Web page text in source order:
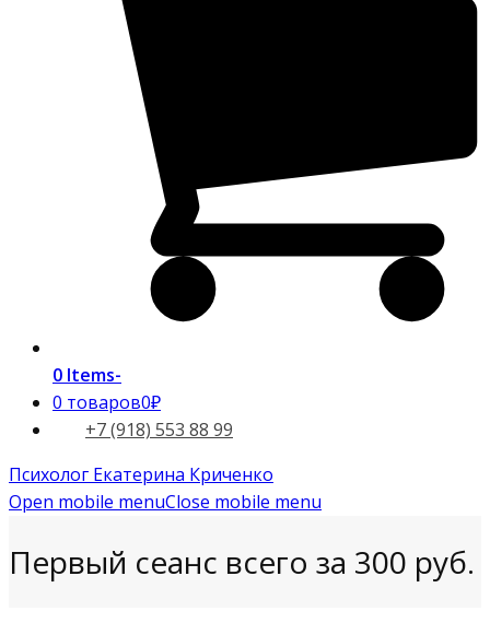
0 Items-
0 товаров0₽
+7 (918) 553 88 99
Психолог Екатерина Криченко
Open mobile menuClose mobile menu
Первый сеанс всего за 300 руб.